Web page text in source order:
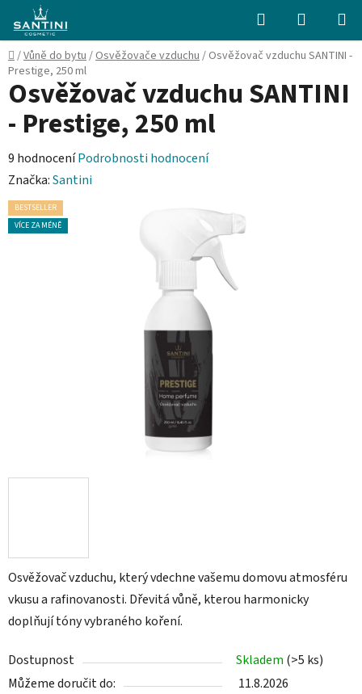
obsah
Hledat
KOŠÍK
Domů
/Vůně do bytu/Osvěžovače vzduchu/ Osvěžovač vzduchu SANTINI -
Prestige, 250 ml
Osvěžovač vzduchu, který vdechne vašemu domovu atmosféru
vkusu a rafinovanosti. Dřevitá vůně, kterou harmonicky
doplňují tóny vybraného koření.
Dostupnost Skladem (>5 ks)
Můžeme doručit do:
11.8.2026
Osvěžovač vzduchu SANTINI
- Prestige, 250 ml
Průměrné
hodnocení
produktu
je
9 hodnoceníPodrobnosti hodnocení
Značka:Santini
BESTSELLER
VÍCE ZA MÉNĚ